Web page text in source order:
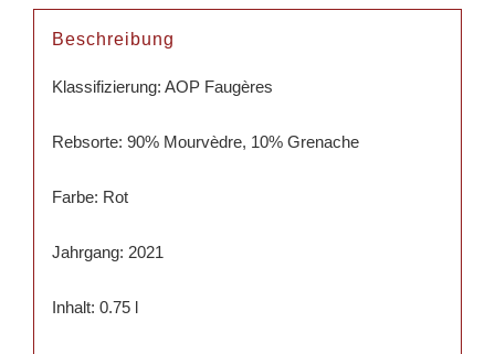
Beschreibung
Klassifizierung: AOP Faugères
Rebsorte: 90% Mourvèdre, 10% Grenache
Farbe: Rot
Jahrgang: 2021
Inhalt: 0.75 l